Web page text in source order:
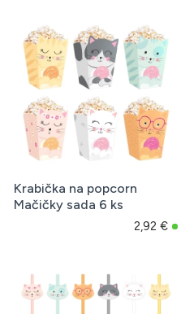
Krabička na popcorn
Mačičky sada 6 ks
2,92 €